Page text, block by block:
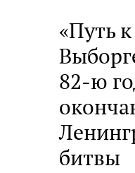
«Путь
82-ю
битвы